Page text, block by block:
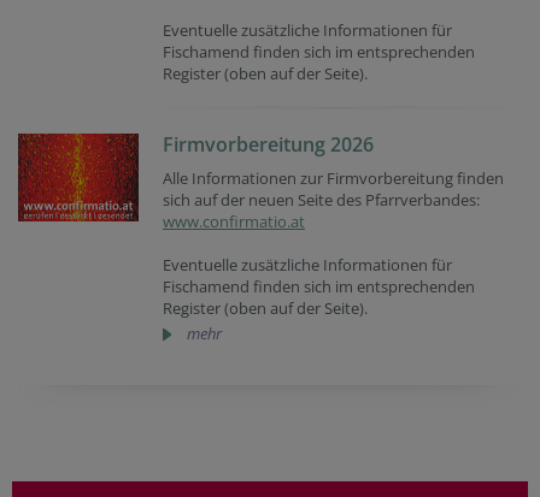
Eventuelle zusätzliche Informationen für
Fischamend finden sich im entsprechenden
Register (oben auf der Seite).
Firmvorbereitung 2026
Alle Informationen zur Firmvorbereitung finden
sich auf der neuen Seite des Pfarrverbandes:
www.confirmatio.at
Eventuelle zusätzliche Informationen für
Fischamend finden sich im entsprechenden
Register (oben auf der Seite).
mehr